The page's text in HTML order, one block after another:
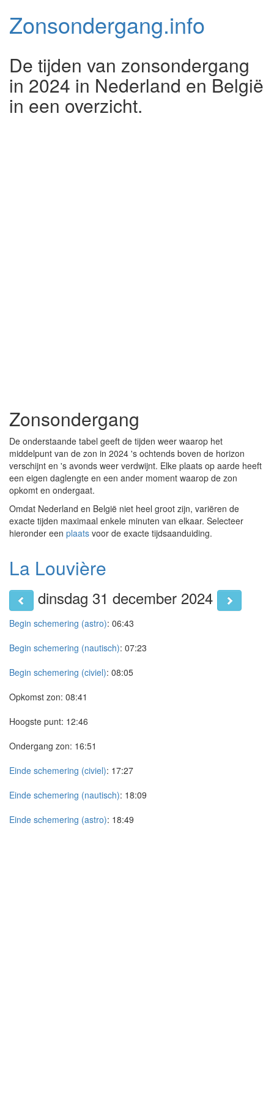
Zonsondergang.info
De tijden van zonsondergang
in 2024 in Nederland en België
in een overzicht.
Zonsondergang
De onderstaande tabel geeft de tijden weer waarop het
middelpunt van de zon in 2024 's ochtends boven de horizon
verschijnt en 's avonds weer verdwijnt. Elke plaats op aarde heeft
een eigen daglengte en een ander moment waarop de zon
opkomt en ondergaat.
Omdat Nederland en België niet heel groot zijn, variëren de
exacte tijden maximaal enkele minuten van elkaar. Selecteer
hieronder een plaats voor de exacte tijdsaanduiding.
La Louvière
dinsdag 31 december 2024
Begin schemering (astro): 06:43
Begin schemering (nautisch): 07:23
Begin schemering (civiel): 08:05
Opkomst zon: 08:41
Hoogste punt: 12:46
Ondergang zon: 16:51
Einde schemering (civiel): 17:27
Einde schemering (nautisch): 18:09
Einde schemering (astro): 18:49